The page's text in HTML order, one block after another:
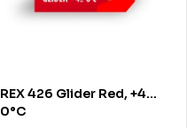
REX 426 Glider Red, +4…
0°C